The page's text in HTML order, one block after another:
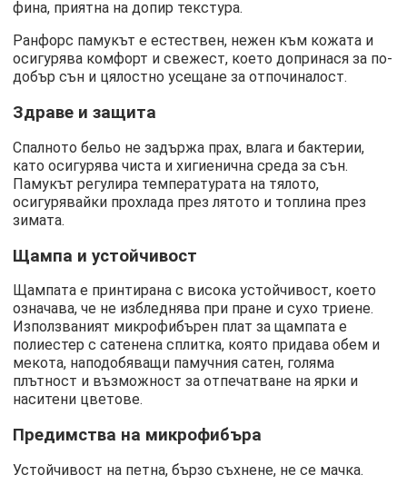
фина, приятна на допир текстура.
Ранфорс памукът е естествен, нежен към кожата и
осигурява комфорт и свежест, което допринася за по-
добър сън и цялостно усещане за отпочиналост.
Здраве и защита
Спалното бельо не задържа прах, влага и бактерии,
като осигурява чиста и хигиенична среда за сън.
Памукът регулира температурата на тялото,
осигурявайки прохлада през лятото и топлина през
зимата.
Щампа и устойчивост
Щампата е принтирана с висока устойчивост, което
означава, че не избледнява при пране и сухо триене.
Използваният микрофибърен плат за щампата е
полиестер с сатенена сплитка, която придава обем и
мекота, наподобяващи памучния сатен, голяма
плътност и възможност за отпечатване на ярки и
наситени цветове.
Предимства на микрофибъра
Устойчивост на петна, бързо съхнене, не се мачка.